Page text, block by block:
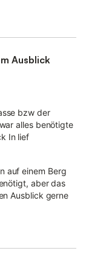
Ausblick
bzw der
alles benötigte
In lief
auf einem Berg
aber das
Ausblick gerne